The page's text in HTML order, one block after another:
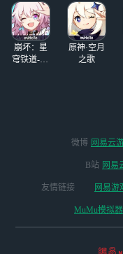
到各方面都
的话，那么
一方面格外
崩坏：星
穹铁道-4.4
原神·空月
之歌
微博 网易云
B站 网易
友情链接 网易游
MuMu模拟器